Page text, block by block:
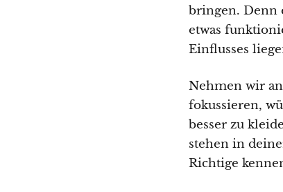
bringen. Denn
etwas
Einflusses
Nehmen wir
fokussieren,
besser zu
stehen in
Richtige